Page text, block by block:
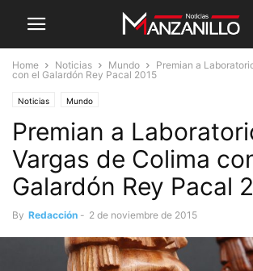
Home Noticias Mundo
Premian a
con el Galardón Rey Pacal 2015
Noticias Mundo
Premian a
Vargas de Colima
Galardón Rey Pacal
By Redacción - 2 de noviembre de 2015